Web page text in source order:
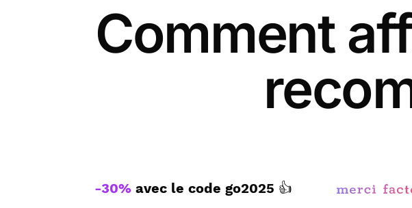
Comment
-30% avec le code go2025 👍